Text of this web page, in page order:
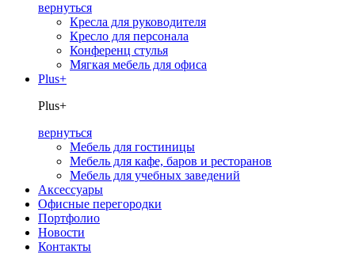
вернуться
Кресла для руководителя
Кресло для персонала
Конференц стулья
Мягкая мебель для офиса
Plus+
Plus+
вернуться
Мебель для гостиницы
Мебель для кафе, баров и ресторанов
Мебель для учебных заведений
Аксессуары
Офисные перегородки
Портфолио
Новости
Контакты